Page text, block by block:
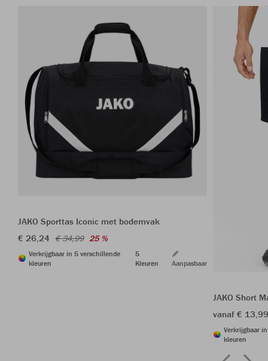
JAKO Sporttas Iconic met bodemvak
€ 26,24 € 34,99 25 %
Verkrijgbaar in 5 verschillende
kleuren
5
Kleuren
Aanpasbaar
JAKO Short
vanaf €
Verkrijgbaar
kleuren